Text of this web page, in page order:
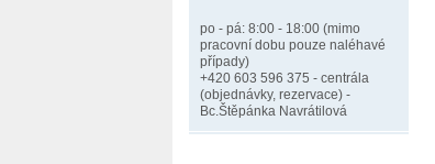
po - pá: 8:00 - 18:00 (mimo
pracovní dobu pouze naléhavé
případy)
+420 603 596 375 - centrála
(objednávky, rezervace) -
Bc.Štěpánka Navrátilová